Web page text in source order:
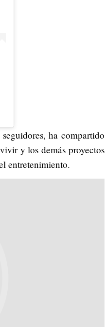
ha compartido
y los demás proyectos
entretenimiento.